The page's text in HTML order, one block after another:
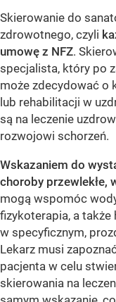
Skierowanie do
zdrowotnego, czyli
umowę z NFZ.
specjalista, który po
może zdecydować o
lub rehabilitacji w
są na leczenie
rozwojowi schorzeń.
Wskazaniem do
choroby przewlekłe,
mogą wspomóc
fizykoterapia, a
w specyficznym,
Lekarz musi
pacjenta w celu
skierowania na